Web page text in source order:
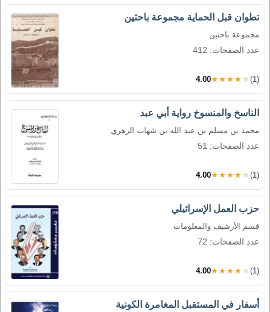
تطوان قبل الحماية مجموعة باحثين
مجموعة باحثين
عدد الصفحات: 412
4.00★★★★★ (1)
الناسخ والمنسوخ رواية أبي عبد
محمد بن مسلم بن عبد الله بن شهاب الزهري
عدد الصفحات: 51
4.00★★★★★ (1)
حزب العمل الإسرائيلي
قسم الأرشيف والمعلومات
عدد الصفحات: 72
4.00★★★★★ (1)
أسفار في المستقبل المغامرة الكونية